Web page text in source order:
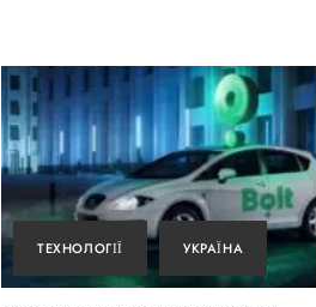
ТЕХНОЛОГІЇ УКРАЇНА